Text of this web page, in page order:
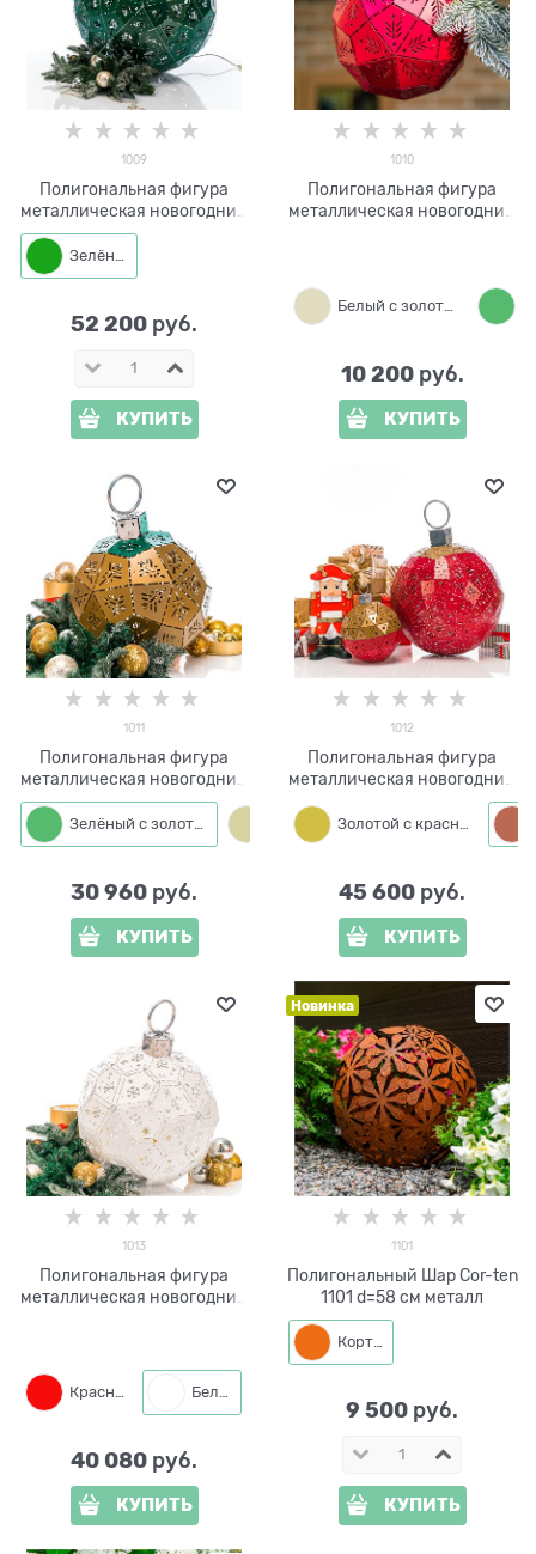
1009
Полигональная фигура
металлическая новогодний
Шар с подсветкой 1009 d=80
Зелёный
52 200 руб.
КУПИТЬ
1010
Полигональная фигура
металлическая новогодний
Белый с золотым
10 200 руб.
КУПИТЬ
1011
Полигональная фигура
металлическая новогодний
Шар 1011 d=40 см
Зелёный с золотым Золотой с зелёным
30 960 руб.
КУПИТЬ
1012
Полигональная фигура
металлическая новогодний
Золотой с красным
45 600 руб.
КУПИТЬ
1013
Полигональная фигура
металлическая новогодний
Красный Белый
40 080 руб.
КУПИТЬ
Новинка
1101
Полигональный Шар Cor-ten
1101 d=58 см металл
Кортен
9 500 руб.
КУПИТЬ